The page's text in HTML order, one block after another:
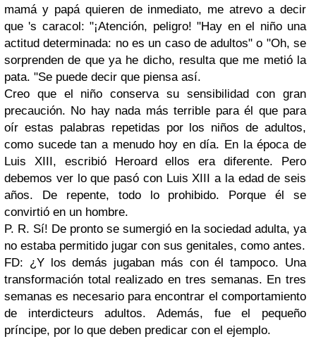
mamá y papá quieren de inmediato, me atrevo a decir
que 's caracol: "¡Atención, peligro! "Hay en el niño una
actitud determinada: no es un caso de adultos" o "Oh, se
sorprenden de que ya he dicho, resulta que me metió la
pata. "Se puede decir que piensa así.
Creo que el niño conserva su sensibilidad con gran
precaución. No hay nada más terrible para él que para
oír estas palabras repetidas por los niños de adultos,
como sucede tan a menudo hoy en día. En la época de
Luis XIII, escribió Heroard ellos era diferente. Pero
debemos ver lo que pasó con Luis XIII a la edad de seis
años. De repente, todo lo prohibido. Porque él se
convirtió en un hombre.
P. R. Sí! De pronto se sumergió en la sociedad adulta, ya
no estaba permitido jugar con sus genitales, como antes.
FD: ¿Y los demás jugaban más con él tampoco. Una
transformación total realizado en tres semanas. En tres
semanas es necesario para encontrar el comportamiento
de interdicteurs adultos. Además, fue el pequeño
príncipe, por lo que deben predicar con el ejemplo.